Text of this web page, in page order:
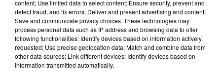
court-métrage à Dijon
Le festival de courts-métrages de
Dijon "Fenêtres sur Courts",
organisé par l'association Plan 09,
content; Use limited data to select content; Ensure security, prevent and
detect fraud, and fix errors; Deliver and present advertising and content;
Save and communicate privacy choices. These technologies may
process personal data such as IP address and browsing data to offer
following functionalities: Identify devices based on information actively
requested; Use precise geolocation data; Match and combine data from
other data sources; Link different devices; Identify devices based on
information transmitted automatically.